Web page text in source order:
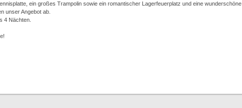
ein großes Trampolin sowie ein romantischer Lagerfeuerplatz und eine wunderschöne
unser Angebot ab.
4 Nächten.